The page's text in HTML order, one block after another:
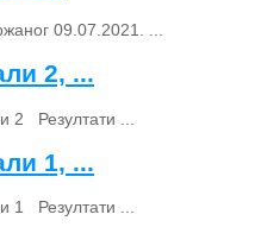
09.07.2021. ...
2, ...
2 Резултати ...
1, ...
1 Резултати ...